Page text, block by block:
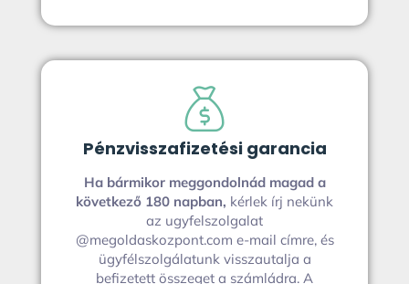
Pénzvisszafizetési garancia
Ha bármikor meggondolnád magad a
következő 180 napban, kérlek írj nekünk
az ugyfelszolgalat
@megoldaskozpont.com e-mail címre, és
ügyfélszolgálatunk visszautalja a
befizetett összeget a számládra. A